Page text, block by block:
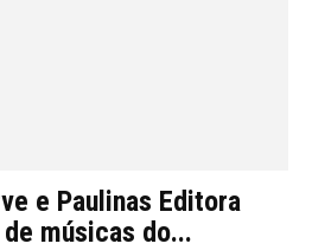
e Paulinas Editora
músicas do...